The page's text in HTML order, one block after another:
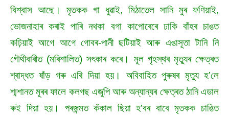
বিশ্বাস আছে। মৃতকক গা ধুৱাই, মিঠাতেল সানি মুৰ ফণিয়াই,
ভোজনাহাৰ কৰাই পাৰি নথকা বগা কাপোৰেৰে ঢাকি বাঁহৰ চাঙত
কঢ়িয়াই আগে আগে গোবৰ-পানী ছটিয়াই আৰু এঙাসূতা টানি নি
গৌথীবাৰীত (মৰিশালিত) সৎকাৰ কৰে। মূল গৃহস্থৰ মৃত্যুৰ ক্ষেত্ৰত
শ্ৰাদ্ধত ষাঁড় গৰু এৰি দিয়া হয়। অবিবাহিত পুৰুষৰ মৃত্যু হ’লে
শ্মশানত মূৰৰ ফালে কলগছ এজুপি আৰু অন্যান্যৰ ক্ষেত্ৰত ঠানি এডাল
ৰুই দিয়া হয়। পৰজন্মত কঁকাল ছিয়া হ’বৰ বাবে মৃতকক চাঙিত